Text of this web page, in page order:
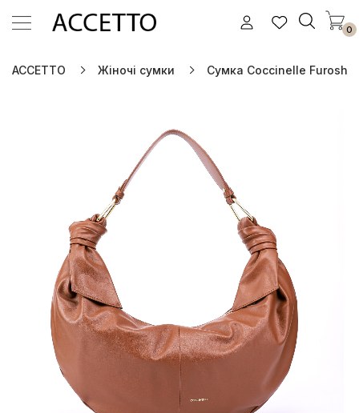
0
ACCETTO Жіночі сумки Сумка Coccinelle